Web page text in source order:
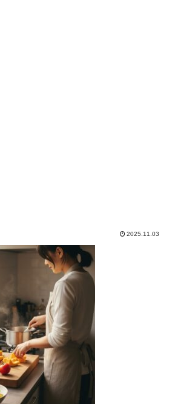
2025.11.03